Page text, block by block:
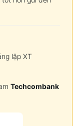
lập XT
Techcombank